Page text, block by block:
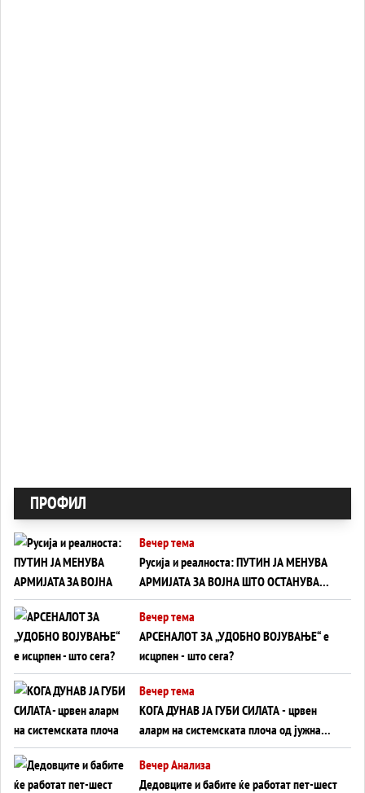
ПРОФИЛ
Вечер тема
Русија и реалноста: ПУТИН ЈА МЕНУВА
АРМИЈАТА ЗА ВОЈНА ШТО ОСТАНУВА
БЕЗ ФРОНТ
Вечер тема
АРСЕНАЛОТ ЗА „УДОБНО ВОЈУВАЊЕ“ е
исцрпен - што сега?
Вечер тема
КОГА ДУНАВ ЈА ГУБИ СИЛАТА - црвен
аларм на системската плоча од јужна
Германија до Црното Море...
Вечер Анализа
Дедовците и бабите ќе работат пет-шест